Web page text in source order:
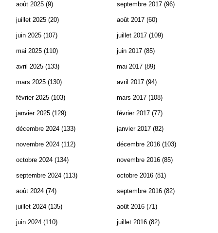
août 2025 (9)
juillet 2025 (20)
juin 2025 (107)
mai 2025 (110)
avril 2025 (133)
mars 2025 (130)
février 2025 (103)
janvier 2025 (129)
décembre 2024 (133)
novembre 2024 (112)
octobre 2024 (134)
septembre 2024 (113)
août 2024 (74)
juillet 2024 (135)
juin 2024 (110)
septembre 2017 (96)
août 2017 (60)
juillet 2017 (109)
juin 2017 (85)
mai 2017 (89)
avril 2017 (94)
mars 2017 (108)
février 2017 (77)
janvier 2017 (82)
décembre 2016 (103)
novembre 2016 (85)
octobre 2016 (81)
septembre 2016 (82)
août 2016 (71)
juillet 2016 (82)